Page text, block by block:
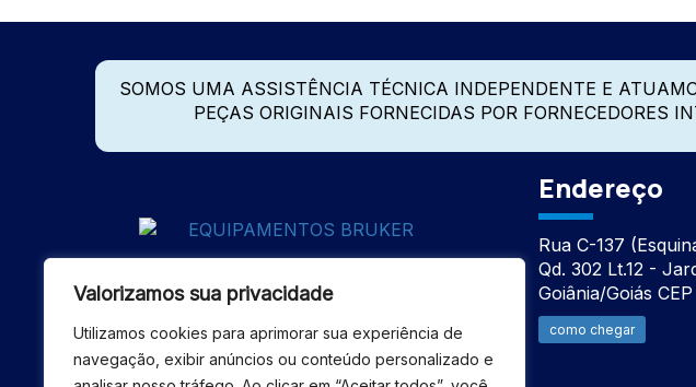
Valorizamos sua privacidade
Utilizamos cookies para aprimorar sua experiência de
navegação, exibir anúncios ou conteúdo personalizado e
SOMOS UMA ASSISTÊNCIA TÉCNICA INDEPENDENTE E
PEÇAS ORIGINAIS FORNECIDAS POR FORNECEDORES
Endereço
Rua C-137
Qd. 302 Lt.12 -
Goiânia/Goiás
como chegar